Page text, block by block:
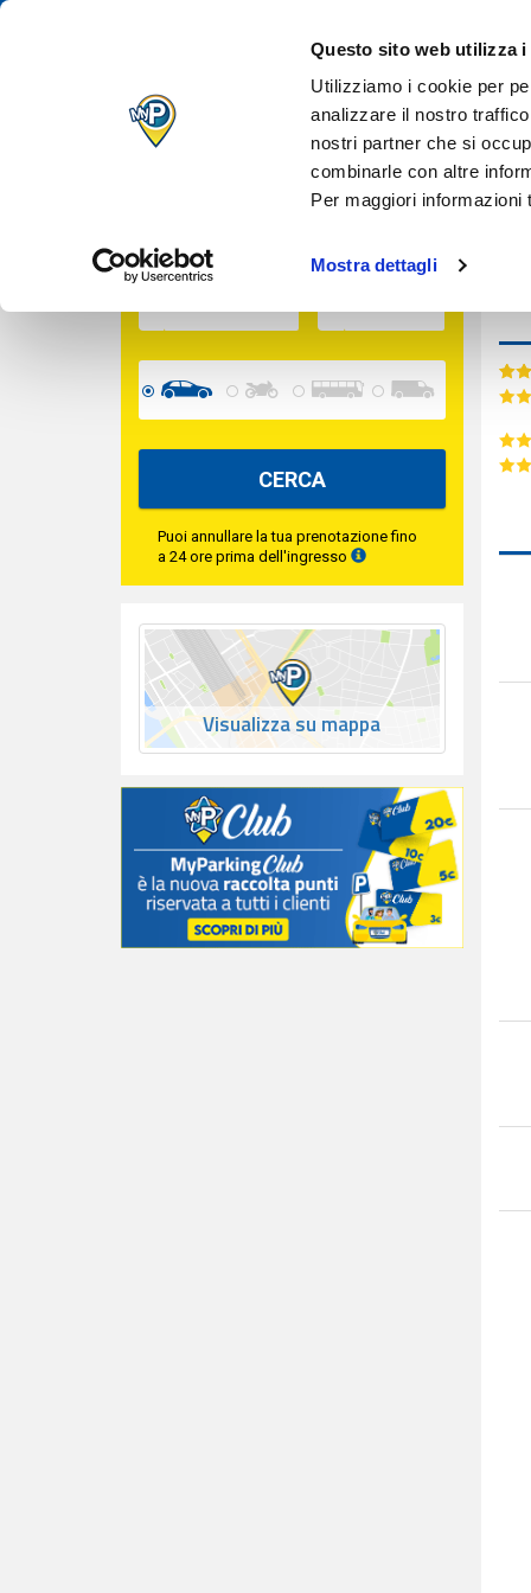
Questo sito web utilizza i
Utilizziamo i cookie per
analizzare il nostro
nostri partner che si
combinarle con altre
Per maggiori
Mostra dettagli
IL TUO
QUANDO VUOI
Inserisci le date per calcolare il prezzo
USCITA
CERCA
Puoi annullare la tua prenotazione fino
a 24 ore prima dell'ingresso
Visualizza su mappa